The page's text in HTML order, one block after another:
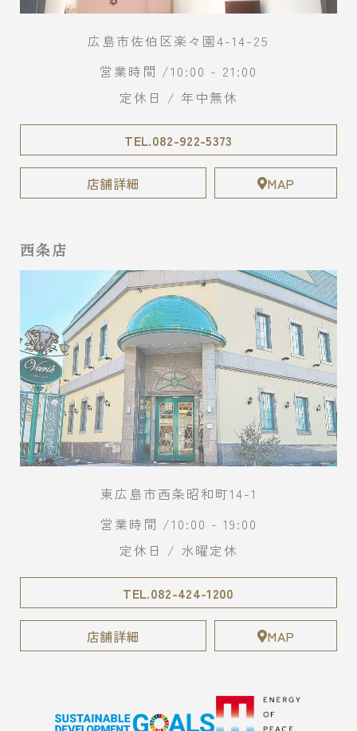
広島市佐伯区楽々園4-14-25
営業時間 /10:00 - 21:00
定休日 / 年中無休
TEL.082-922-5373
店舗詳細 MAP
西条店
東広島市西条昭和町14-1
営業時間 /10:00 - 19:00
定休日 / 水曜定休
TEL.082-424-1200
店舗詳細 MAP